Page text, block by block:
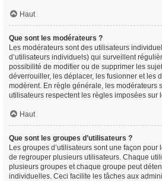
Haut
Que sont les modérateurs ?
Les modérateurs sont des utilisateurs
d’utilisateurs individuels) qui surveillent
possibilité de modifier ou de supprimer les
déverrouiller, les déplacer, les fusionner et les
modèrent. En règle générale, les modérateurs
utilisateurs respectent les règles imposées sur
Haut
Que sont les groupes d’utilisateurs ?
Les groupes d’utilisateurs sont une façon
de regrouper plusieurs utilisateurs. Chaque
plusieurs groupes et chaque groupe peut
individuelles. Ceci facilite les tâches aux